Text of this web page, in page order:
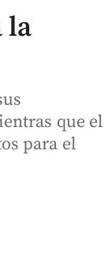
la
que el
para el